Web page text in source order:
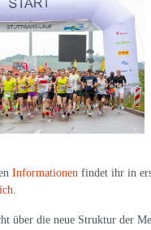
Informationen findet ihr in
.
über die neue Struktur der